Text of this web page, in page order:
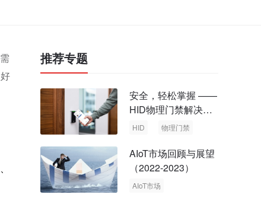
推荐专题
安全，轻松掌握 ——
HID物理门禁解决方
案，启动智慧安全新
HID 物理门禁
AIoT市场回顾与展望
（2022-2023）
AIoT市场